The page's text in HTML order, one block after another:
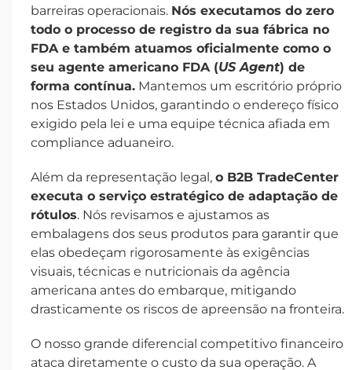
barreiras operacionais. Nós executamos do zero
todo o processo de registro da sua fábrica no
FDA e também atuamos oficialmente como o
seu agente americano FDA (US Agent) de
forma contínua. Mantemos um escritório próprio
nos Estados Unidos, garantindo o endereço físico
exigido pela lei e uma equipe técnica afiada em
compliance aduaneiro.
Além da representação legal, o B2B TradeCenter
executa o serviço estratégico de adaptação de
rótulos. Nós revisamos e ajustamos as
embalagens dos seus produtos para garantir que
elas obedeçam rigorosamente às exigências
visuais, técnicas e nutricionais da agência
americana antes do embarque, mitigando
drasticamente os riscos de apreensão na fronteira.
O nosso grande diferencial competitivo financeiro
ataca diretamente o custo da sua operação. A